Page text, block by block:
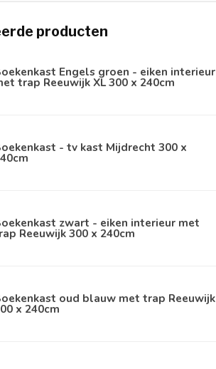
producten
Engels groen - eiken interieur
trap Reeuwijk XL 300 x 240cm
- tv kast Mijdrecht 300 x
zwart - eiken interieur met
Reeuwijk 300 x 240cm
oud blauw met trap Reeuwijk
x 240cm